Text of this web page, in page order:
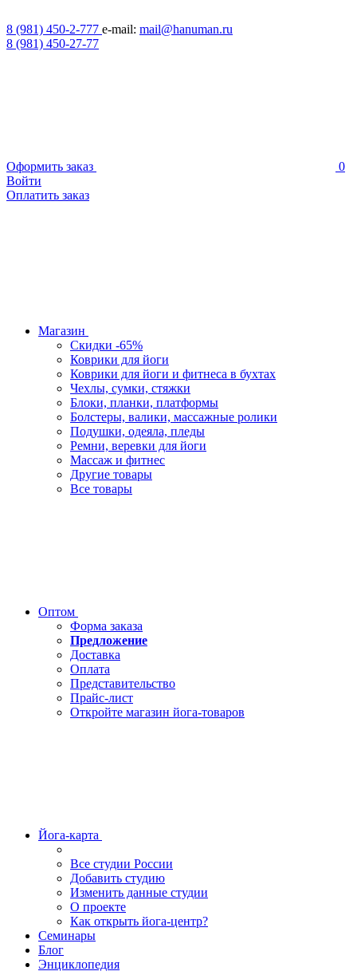
8 (981) 450-2-777 e-mail: mail@hanuman.ru
8 (981) 450-27-77
Оформить заказ
0
Войти
Оплатить заказ
Магазин
Скидки -65%
Коврики для йоги
Коврики для йоги и фитнеса в бухтах
Чехлы, сумки, стяжки
Блоки, планки, платформы
Болстеры, валики, массажные ролики
Подушки, одеяла, пледы
Ремни, веревки для йоги
Массаж и фитнес
Другие товары
Все товары
Оптом
Форма заказа
Предложение
Доставка
Оплата
Представительство
Прайс-лист
Откройте магазин йога-товаров
Йога-карта
Все студии России
Добавить студию
Изменить данные студии
О проекте
Как открыть йога-центр?
Семинары
Блог
Энциклопедия